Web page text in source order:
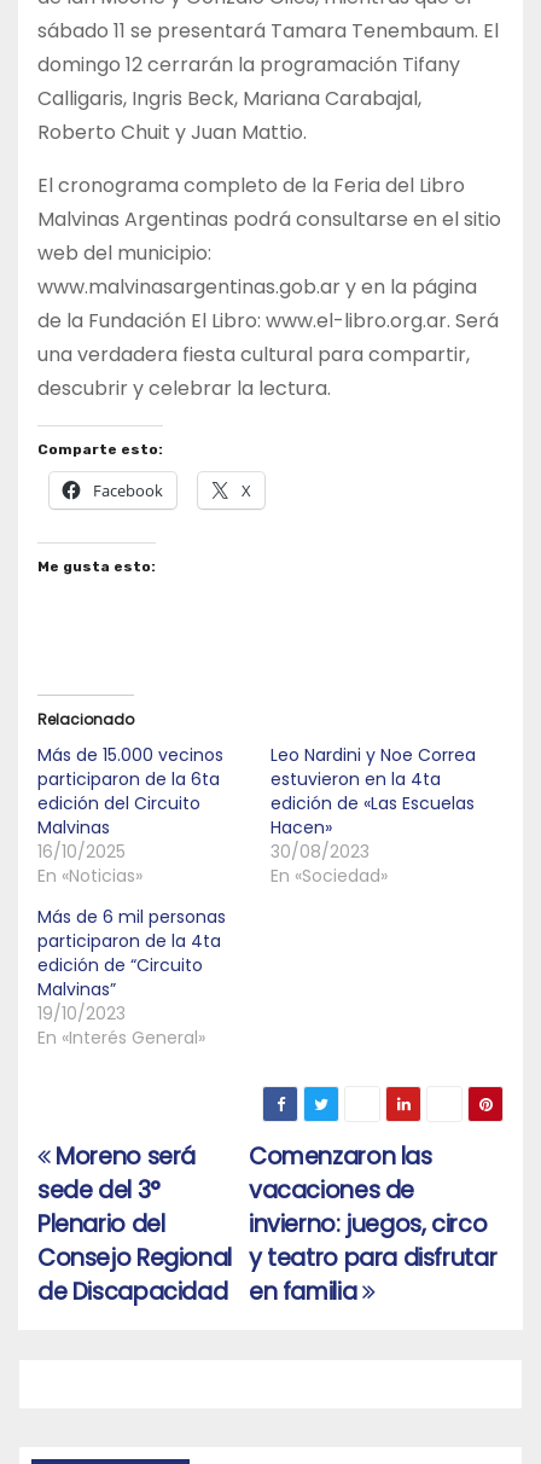
sábado 11 se presentará Tamara Tenembaum. El
domingo 12 cerrarán la programación Tifany
Calligaris, Ingris Beck, Mariana Carabajal,
Roberto Chuit y Juan Mattio.
El cronograma completo de la Feria del Libro
Malvinas Argentinas podrá consultarse en el sitio
web del municipio:
www.malvinasargentinas.gob.ar y en la página
de la Fundación El Libro: www.el-libro.org.ar. Será
una verdadera fiesta cultural para compartir,
descubrir y celebrar la lectura.
Comparte esto:
Facebook X
Me gusta esto:
Relacionado
Más de 15.000 vecinos
participaron de la 6ta
edición del Circuito
Malvinas
16/10/2025
En «Noticias»
Leo Nardini y Noe Correa
estuvieron en la 4ta
edición de «Las Escuelas
Hacen»
30/08/2023
En «Sociedad»
Más de 6 mil personas
participaron de la 4ta
edición de “Circuito
Malvinas”
19/10/2023
En «Interés General»
Navegación
de
entradas
Comenzaron las
vacaciones de
invierno: juegos, circo
y teatro para disfrutar
en familia
Moreno será
sede del 3°
Plenario del
Consejo Regional
de Discapacidad